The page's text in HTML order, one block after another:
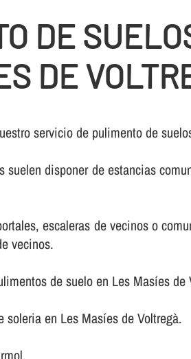
DE
DE
servicio de pulimento de
suelen disponer de estancias
escaleras de vecinos o
vecinos.
de suelo en Les Masíes de
soleria en Les Masíes de Voltregà.